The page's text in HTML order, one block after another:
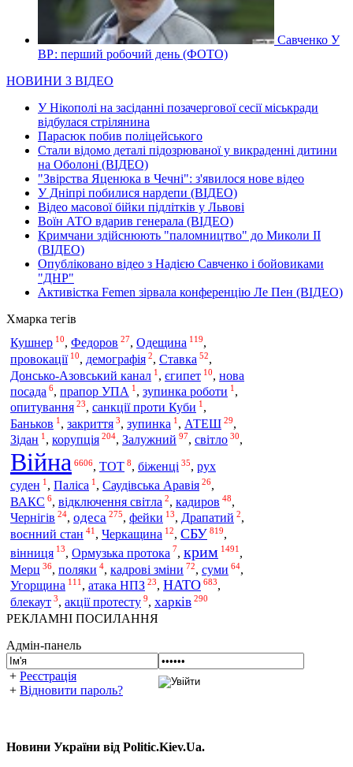
Савченко У
ВР: перший робочий день (ФОТО)
НОВИНИ З ВІДЕО
У Нікополі на засіданні позачергової сесії міськради
відбулася стрілянина
Парасюк побив поліцейського
Стали відомо деталі підозрюваної у викраденні дитини
на Оболоні (ВІДЕО)
"Звірства Яценюка в Чечні": з'явилося нове відео
У Дніпрі побилися нардепи (ВІДЕО)
Відео масової бійки підлітків у Львові
Воїн АТО вдарив генерала (ВІДЕО)
Кримчани здійснюють "паломництво" до Миколи ІІ
(ВІДЕО)
Опубліковано відео з Надією Савченко і бойовиками
"ДНР"
Активістка Femen зірвала конференцію Ле Пен (ВІДЕО)
Хмарка тегів
Кушнер 10, Федоров 27, Одещина 119,
провокації 10, демографія 2, Ставка 52,
Донсько-Азовський канал 1 , єгипет 10, нова
посада 6, прапор УПА 1 , зупинка роботи 1 ,
опитування 23, санкції проти Куби 1 ,
Баньков 1 , закриття 3, зупинка 1 , АТЕШ 29,
Зідан 1 , корупція 204, Залужний 97, світло 30,
Війна 6606, ТОТ 8, біженці 35, рух
суден 1 , Паліса 1 , Саудівська Аравія 26,
ВАКС 6, відключення світла 2, кадиров 48,
Чернігів 24, одеса 275, фейки 13, Драпатий 2,
воєнний стан 41 , Черкащина 12, СБУ 819,
вінниця 13, Ормузька протока 7, крим 1491 ,
Мерц 36, поляки 4, кадрові зміни 72, суми 64,
Угорщина 111 , атака НПЗ 23, НАТО 683,
блекаут 3, акції протесту 9, харків 290
РЕКЛАМНІ ПОСИЛАННЯ
Адмін-панель
+ Реєстрація
+ Відновити пароль?
Новини України від Politic.Kiev.Ua.